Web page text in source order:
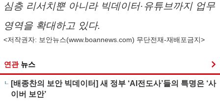
심층 리서치뿐 아니라 빅데이터·유튜브까지 업무
영역을 확대하고 있다.
<저작권자: 보안뉴스(www.boannews.com) 무단전재-재배포금지>
연관 뉴스
[배종찬의 보안 빅데이터] 새 정부 ‘AI전도사’들의 특명은 ‘사
이버 보안’